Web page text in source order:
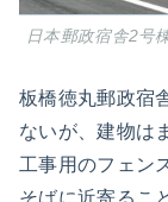
日本郵政宿舎2号
板橋徳丸郵政宿
ないが、建物は
工事用のフェン
そばに近寄るこ